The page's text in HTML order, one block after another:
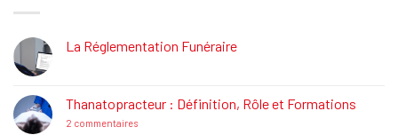
La Réglementation Funéraire
La
Réglementation
Funéraire
Thanatopracteur : Définition, Rôle et Formations
2 commentairessur